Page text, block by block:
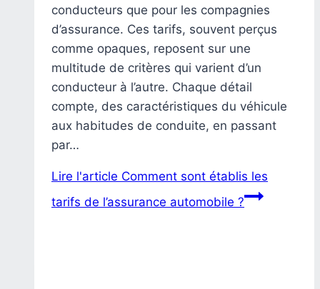
conducteurs que pour les compagnies
d’assurance. Ces tarifs, souvent perçus
comme opaques, reposent sur une
multitude de critères qui varient d’un
conducteur à l’autre. Chaque détail
compte, des caractéristiques du véhicule
aux habitudes de conduite, en passant
par…
Lire l'article Comment sont établis les
tarifs de l’assurance automobile ?